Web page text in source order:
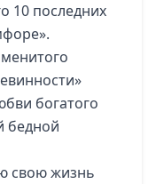
10 последних
богатого
бедной
свою жизнь